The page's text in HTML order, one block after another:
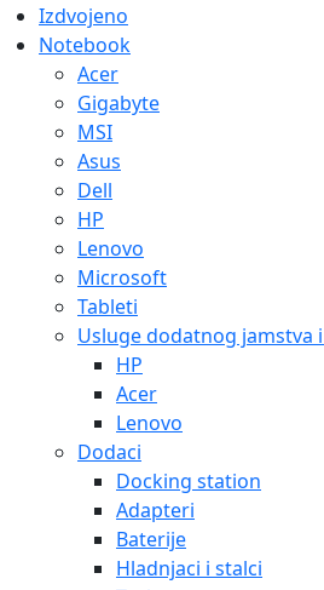
Izdvojeno
Notebook
Acer
Gigabyte
MSI
Asus
Dell
HP
Lenovo
Microsoft
Tableti
Usluge dodatnog jamstva
HP
Acer
Lenovo
Dodaci
Docking station
Adapteri
Baterije
Hladnjaci i stalci